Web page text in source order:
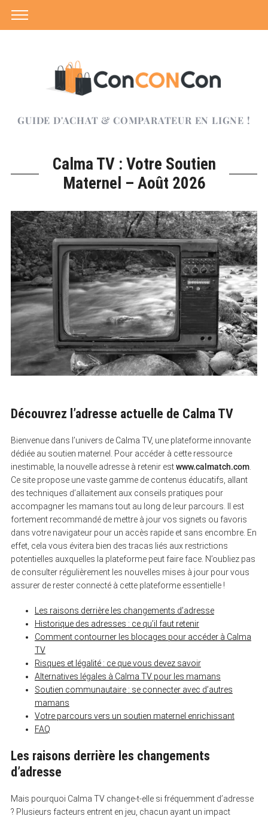
GUIDE D'ACHAT & COMPARATEUR EN LIGNE !
Calma TV : Votre Soutien
Maternel – Août 2026
Découvrez l’adresse actuelle de Calma TV
Bienvenue dans l’univers de Calma TV, une plateforme innovante
dédiée au soutien maternel. Pour accéder à cette ressource
inestimable, la nouvelle adresse à retenir estwww.calmatch.com.
Ce site propose une vaste gamme de contenus éducatifs, allant
des techniques d’allaitement aux conseils pratiques pour
accompagner les mamans tout au long de leur parcours. Il est
fortement recommandé de mettre à jour vos signets ou favoris
dans votre navigateur pour un accès rapide et sans encombre. En
effet, cela vous évitera bien des tracas liés aux restrictions
potentielles auxquelles la plateforme peut faire face. N’oubliez pas
de consulter régulièrement les nouvelles mises à jour pour vous
assurer de rester connecté à cette plateforme essentielle !
Les raisons derrière les changements d’adresse
Historique des adresses : ce qu’il faut retenir
Comment contourner les blocages pour accéder à Calma
TV
Risques et légalité : ce que vous devez savoir
Alternatives légales à Calma TV pour les mamans
Soutien communautaire : se connecter avec d’autres
mamans
Votre parcours vers un soutien maternel enrichissant
FAQ
Les raisons derrière les changements
d’adresse
Mais pourquoi Calma TV change-t-elle si fréquemment d’adresse
? Plusieurs facteurs entrent en jeu, chacun ayant un impact